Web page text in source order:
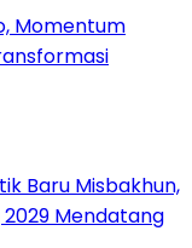
Momentum
Baru Misbakhun,
Mendatang